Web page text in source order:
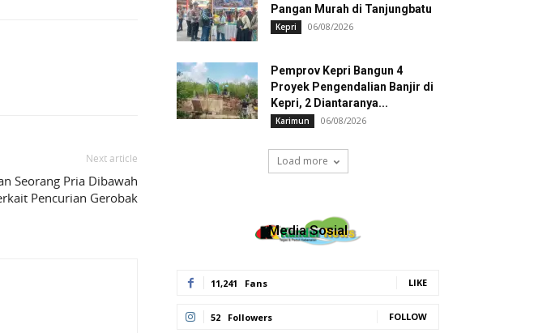
Next article
Seorang Pria Dibawah
Pencurian Gerobak
Pangan Murah di Tanjungbatu
Kepri 06/08/2026
Pemprov Kepri Bangun 4
Proyek Pengendalian Banjir di
Kepri, 2 Diantaranya...
Karimun 06/08/2026
Load more
Media Sosial
11,241 Fans LIKE
52 Followers FOLLOW